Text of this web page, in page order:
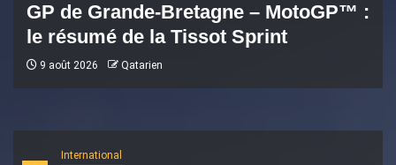
International
GP de Grande-Bretagne – MotoGP™ :
le résumé de la Tissot Sprint
9 août 2026 Qatarien